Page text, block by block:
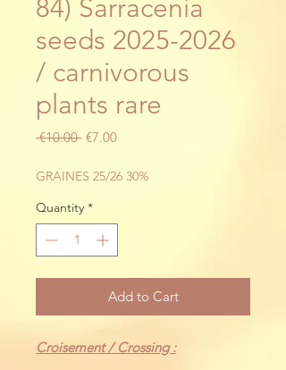
84) Sarracenia
seeds 2025-2026
/ carnivorous
plants rare
€10.00 Regular
€7.00Sale
GRAINES 25/26 30%
Quantity *
Add to Cart
Croisement / Crossing :